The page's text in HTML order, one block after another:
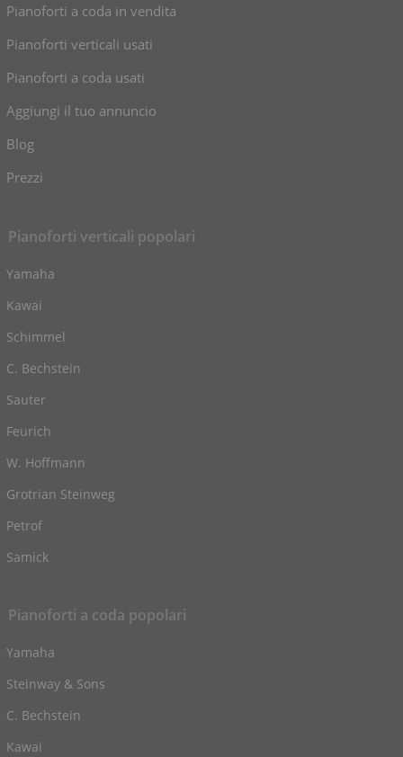
Pianoforti a coda in vendita
Pianoforti verticali usati
Pianoforti a coda usati
Aggiungi il tuo annuncio
Blog
Prezzi
Pianoforti verticali popolari
Yamaha
Kawai
Schimmel
C. Bechstein
Sauter
Feurich
W. Hoffmann
Grotrian Steinweg
Petrof
Samick
Pianoforti a coda popolari
Yamaha
Steinway & Sons
C. Bechstein
Kawai